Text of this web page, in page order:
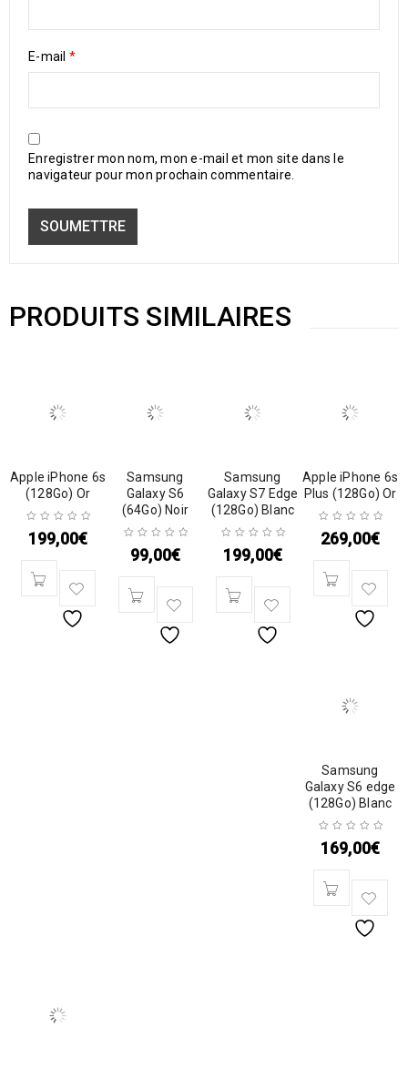
E-mail *
Enregistrer mon nom, mon e-mail et mon site dans le
navigateur pour mon prochain commentaire.
PRODUITS SIMILAIRES
Apple iPhone 6s
(128Go) Or
199,00€
Samsung
Galaxy S6
(64Go) Noir
99,00€
Samsung
Galaxy S7 Edge
(128Go) Blanc
199,00€
Apple iPhone 6s
Plus (128Go) Or
269,00€
Samsung
Galaxy S6 edge
(128Go) Blanc
169,00€